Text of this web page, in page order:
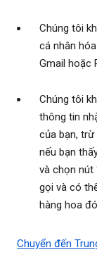
Chúng tôi
cá nhân
Gmail hoặc
Chúng tôi
thông tin
của bạn, trừ
nếu bạn
và chọn nút
gọi và có
hàng hoa
Chuyển đến